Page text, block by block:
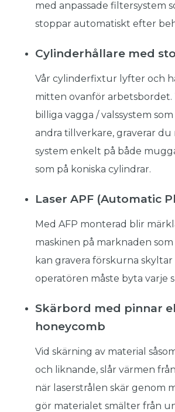
med anpassade filtersystem
stoppar automatiskt efter
Cylinderhållare med
Vår cylinderfixtur lyfter och
mitten ovanför arbetsbordet.
billiga vagga / valssystem
andra tillverkare, graverar du
system enkelt på både
som på koniska cylindrar.
Laser APF (Automatic
Med AFP monterad blir
maskinen på marknaden
kan gravera förskurna
operatören måste byta varje
Skärbord med pinnar
honeycomb
Vid skärning av material
och liknande, slår värmen
när laserstrålen skär genom
gör materialet smälter från